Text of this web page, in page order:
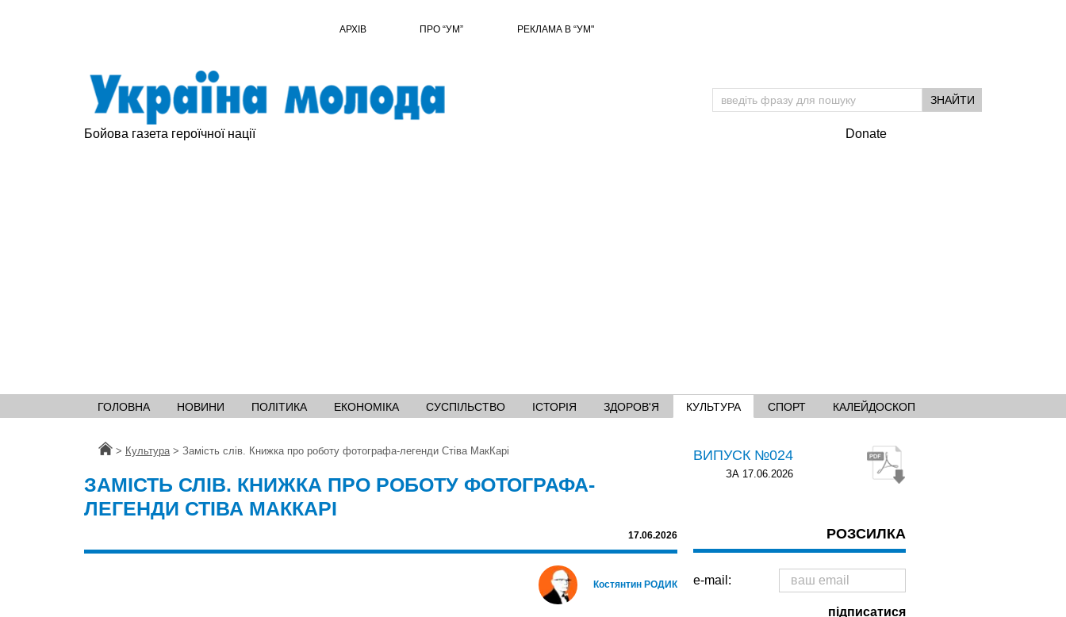
АРХІВ ПРО “УМ” РЕКЛАМА В “УМ"
Бойова газета героїчної нації Donate
ГОЛОВНА НОВИНИ ПОЛІТИКА ЕКОНОМІКА СУСПІЛЬСТВО ІСТОРІЯ ЗДОРОВ'Я КУЛЬТУРА СПОРТ КАЛЕЙДОСКОП
Головна
> Культура > Замість слів. Книжка про роботу фотографа-легенди Стіва МакКарі
ЗАМІСТЬ СЛІВ. КНИЖКА ПРО РОБОТУ ФОТОГРАФА-
ЛЕГЕНДИ СТІВА МАККАРІ
17.06.2026
Костянтин РОДИК
ВИПУСК №024
ЗА 17.06.2026
РОЗСИЛКА
e-mail: